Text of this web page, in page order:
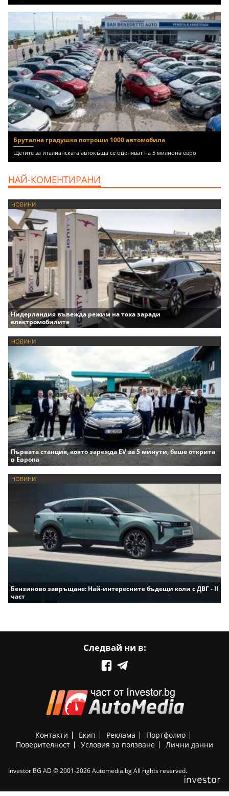
Брутална градушка потроши 1000 автомобила
Щетите за италианската автокъща се оценяват на 5 милиона евро
НАЙ-КОМЕНТИРАНИ
НОВИНИ
Нидерландия въвежда режим на тока заради
електромобилите
НОВИНИ
Първата станция, която зарежда EV за 5 минути, беше открита
в Европа
НОВИНИ
Бензиново завръщане: Най-интересните бъдещи коли с ДВГ - II
част
Следвай ни в:
Контакти Екип Реклама
Портфолио
Поверителност
Условия за ползване Лични данни
Investor.BG AD © 2001-2026 Automedia.bg All rights reserved.